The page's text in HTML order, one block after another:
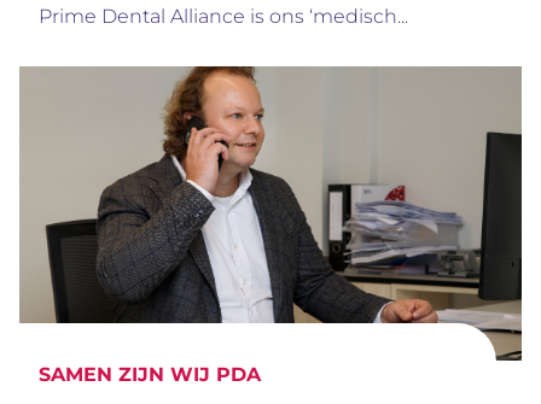
Prime Dental Alliance is ons ‘medisch...
SAMEN ZIJN WIJ PDA